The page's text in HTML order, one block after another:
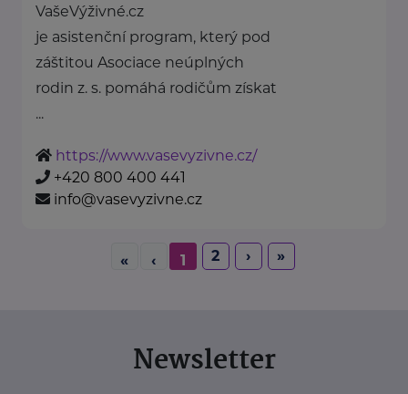
VašeVýživné.cz
je asistenční program, který pod
záštitou Asociace neúplných
rodin z. s. pomáhá rodičům získat
...
https://www.vasevyzivne.cz/
+420 800 400 441
info@vasevyzivne.cz
« ‹ 1 2 › »
Newsletter